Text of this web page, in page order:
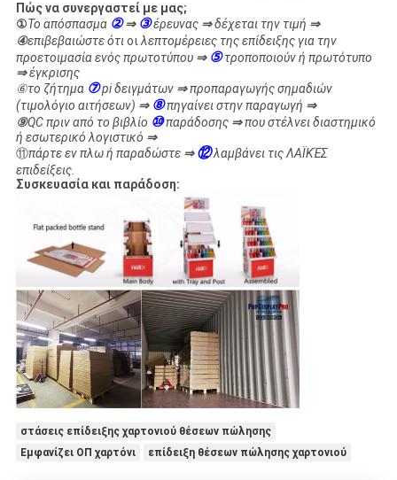
Πώς να συνεργαστεί με μας;
①Το απόσπασμα ②⇒ ③έρευνας ⇒δέχεται την τιμή ⇒
④επιβεβαιώστε ότιοιλεπτομέρειες της επίδειξης για την
προετοιμασία ενός πρωτοτύπου ⇒ ⑤τροποποιούν ή πρωτότυπο
⇒έγκρισης
⑥το ζήτημα ⑦pi δειγμάτων ⇒προπαραγωγής σημαδιών
(τιμολόγιο αιτήσεων) ⇒ ⑧πηγαίνει στην παραγωγή ⇒
⑨QC πριν από το βιβλίο ⑩παράδοσης ⇒που στέλνει διαστημικό
ή εσωτερικό λογιστικό ⇒
⑪πάρτε εν πλω ή παραδώστε ⇒⑫λαμβάνει τις ΛΑΪΚΈΣ
επιδείξεις.
Συσκευασία και παράδοση:
στάσεις επίδειξης χαρτονιού θέσεων πώλησης
Εμφανίζει ΟΠ χαρτόνι
επίδειξη θέσεων πώλησης χαρτονιού